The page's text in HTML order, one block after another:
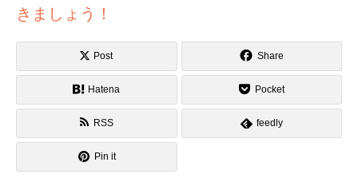
きましょう！
Post Share
Hatena Pocket
RSS feedly
Pin it